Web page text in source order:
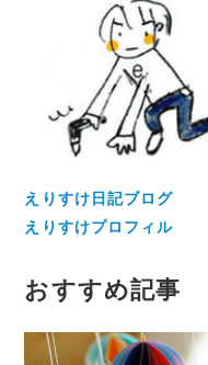
えりすけ日記ブログ
えりすけプロフィル
おすすめ記事